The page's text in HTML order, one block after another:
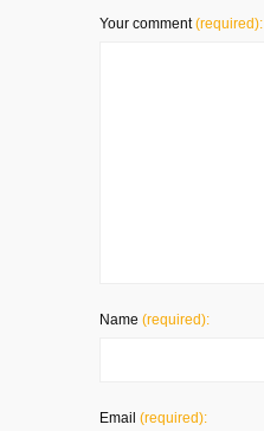
Your comment(required):
Name (required):
Email (required):